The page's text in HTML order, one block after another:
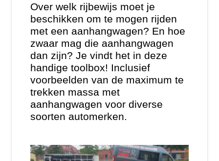
Over welk rijbewijs moet je
beschikken om te mogen rijden
met een aanhangwagen? En hoe
zwaar mag die aanhangwagen
dan zijn? Je vindt het in deze
handige toolbox! Inclusief
voorbeelden van de maximum te
trekken massa met
aanhangwagen voor diverse
soorten automerken.